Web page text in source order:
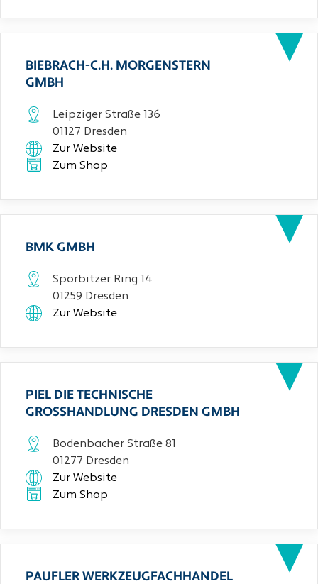
BIEBRACH-C.H. MORGENSTERN
GMBH
Leipziger Straße 136
01127 Dresden
Zur Website
Zum Shop
BMK GMBH
Sporbitzer Ring 14
01259 Dresden
Zur Website
PIEL DIE TECHNISCHE
GROSSHANDLUNG DRESDEN GMBH
Bodenbacher Straße 81
01277 Dresden
Zur Website
Zum Shop
PAUFLER WERKZEUGFACHHANDEL